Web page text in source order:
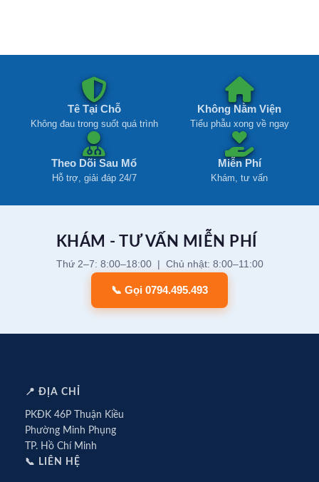
Tê Tại Chỗ
Không đau trong suốt quá trình
Không Nằm Viện
Tiểu phẫu xong về ngay
Theo Dõi Sau Mổ
Hỗ trợ, giải đáp 24/7
Miễn Phí
Khám, tư vấn
KHÁM - TƯ VẤN MIỄN PHÍ
Thứ 2–7: 8:00–18:00 | Chủ nhật: 8:00–11:00
📞 Gọi 0794.495.493
📍 ĐỊA CHỈ
PKĐK 46P Thuận Kiều
Phường Minh Phụng
TP. Hồ Chí Minh
📞 LIÊN HỆ